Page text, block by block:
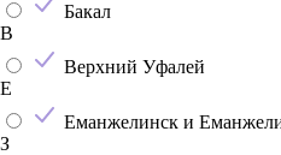
Бакал
В
Верхний Уфалей
Е
Еманжелинск и
З